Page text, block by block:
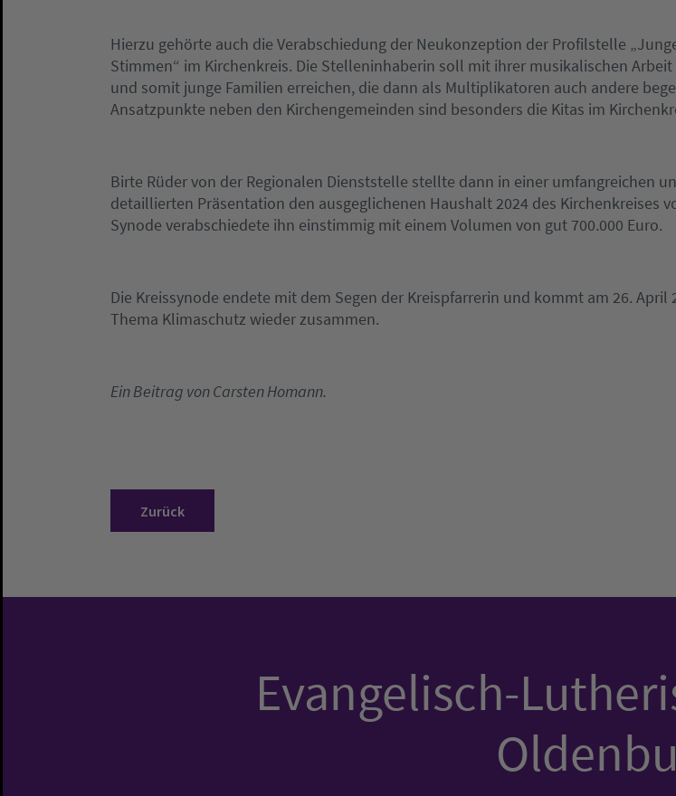
Hierzu gehörte auch die Verabschiedung der Neukonzeption der Profilstelle
Stimmen“ im Kirchenkreis. Die Stelleninhaberin soll mit ihrer musikalischen Arbeit
und somit junge Familien erreichen, die dann als Multiplikatoren auch andere
Ansatzpunkte neben den Kirchengemeinden sind besonders die Kitas im
Birte Rüder von der Regionalen Dienststelle stellte dann in einer umfangreichen
detaillierten Präsentation den ausgeglichenen Haushalt 2024 des Kirchenkreises
Synode verabschiedete ihn einstimmig mit einem Volumen von gut 700.000 Euro.
Die Kreissynode endete mit dem Segen der Kreispfarrerin und kommt am 26. April
Thema Klimaschutz wieder zusammen.
Ein Beitrag von Carsten Homann.
Zurück
Evangelisch-